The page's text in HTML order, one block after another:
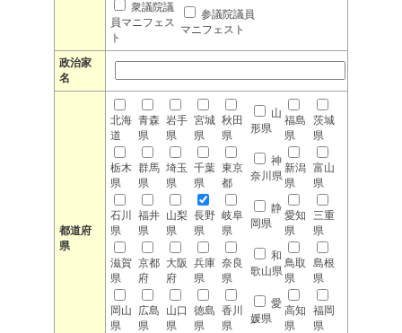
衆議院議
員マニフェス
ト
参議院議員
マニフェスト
政治家
名
都道府
県
北海
道
青森
県
岩手
県
宮城
県
秋田
県
山
形県
福島
県
茨城
県
栃木
県
群馬
県
埼玉
県
千葉
県
東京
都
神
奈川県
新潟
県
富山
県
石川
県
福井
県
山梨
県
長野
県
岐阜
県
静
岡県
愛知
県
三重
県
滋賀
県
京都
府
大阪
府
兵庫
県
奈良
県
和
歌山県
鳥取
県
島根
県
岡山
県
広島
県
山口
県
徳島
県
香川
県
愛
媛県
高知
県
福岡
県